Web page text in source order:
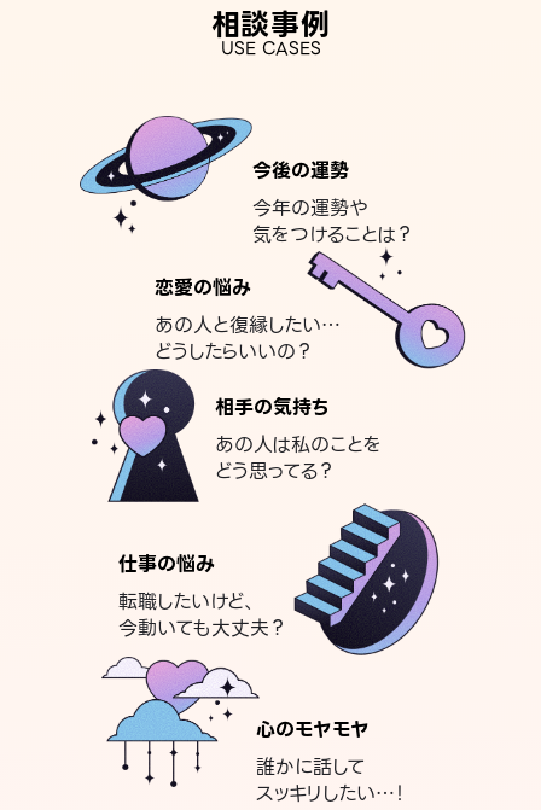
相談事例
USE CASES
今後の運勢
今年の運勢や
気をつけることは？
恋愛の悩み
あの人と復縁したい…
どうしたらいいの？
相手の気持ち
あの人は私のことを
どう思ってる？
仕事の悩み
転職したいけど、
今動いても大丈夫？
心のモヤモヤ
誰かに話して
スッキリしたい…！